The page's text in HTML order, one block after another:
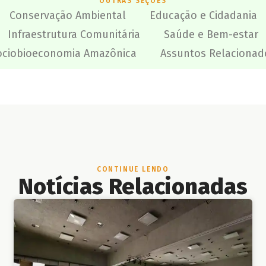
Conservação Ambiental
Educação e Cidadania
Infraestrutura Comunitária
Saúde e Bem-estar
Amazônica
Assuntos
CONTINUE LENDO
Notícias Relacionadas